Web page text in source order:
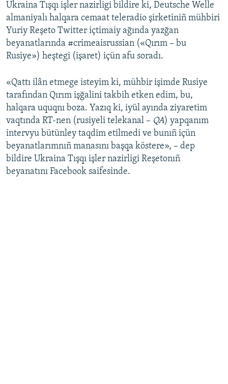
RFE/RS bütün saytları
Ukraina Tışqı işler nazirligi bildire ki, Deutsche Welle
almaniyalı halqara cemaat teleradio şirketiniñ mühbiri
Yuriy Reşeto Twitter içtimaiy ağında yazğan
beyanatlarında #crimeaisrussian («Qırım – bu
Rusiye») heştegi (işaret) içün afu soradı.
«Qattı ilân etmege isteyim ki, mühbir işimde Rusiye
tarafından Qırım işğalini takbih etken edim, bu,
halqara uquqnı boza. Yazıq ki, iyül ayında ziyaretim
vaqtında RT-nen (rusiyeli telekanal – QA) yapqanım
intervyu bütünley taqdim etilmedi ve bunıñ içün
beyanatlarımnıñ manasını başqa köstere», – dep
bildire Ukraina Tışqı işler nazirligi Reşetonıñ
beyanatını Facebook saifesinde.